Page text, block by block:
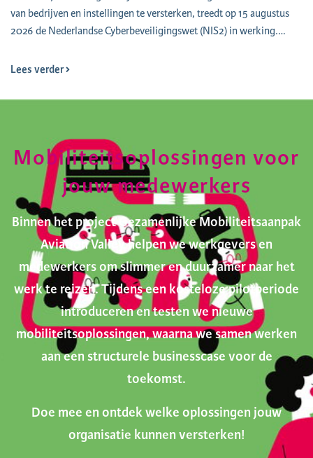
van bedrijven en instellingen te versterken, treedt op 15 augustus
2026 de Nederlandse Cyberbeveiligingswet (NIS2) in werking.…
Lees verder
Mobiliteitsoplossingen voor
jouw medewerkers
Binnen het project Gezamenlijke Mobiliteitsaanpak
Aviation Valley helpen we werkgevers en
medewerkers om slimmer en duurzamer naar het
werk te reizen. Tijdens een kosteloze pilotperiode
introduceren en testen we nieuwe
mobiliteitsoplossingen, waarna we samen werken
aan een structurele businesscase voor de
toekomst.
Doe mee en ontdek welke oplossingen jouw
organisatie kunnen versterken!